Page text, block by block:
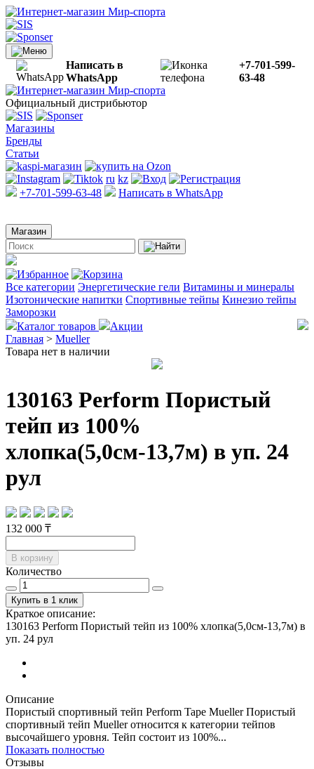
Написать в
WhatsApp
+7-701-599-
63-48
Официальный дистрибьютор
Магазины
Бренды
Статьи
ru kz
+7-701-599-63-48
Написать в WhatsApp
Магазин
Все категории Энергетические гели Витамины и минералы
Изотонические напитки Спортивные тейпы Кинезио тейпы
Заморозки
Каталог товаров
Акции
Главная > Mueller
Товара нет в наличии
130163 Perform Пористый
тейп из 100%
хлопка(5,0см-13,7м) в уп. 24
рул
132 000 ₸
В корзину
Количество
Купить в 1 клик
Краткое описание:
130163 Perform Пористый тейп из 100% хлопка(5,0см-13,7м) в
уп. 24 рул
Описание
Пористый спортивный тейп Perform Tape Mueller Пористый
спортивный тейп Mueller относится к категории тейпов
высочайшего уровня. Тейп состоит из 100%...
Показать полностью
Отзывы